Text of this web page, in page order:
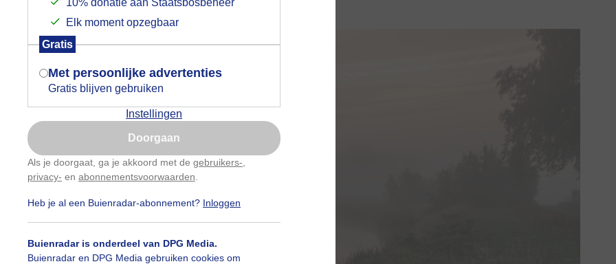
10% donatie aan Staatsbosbeheer
Elk moment opzegbaar
Gratis
Met persoonlijke advertenties
Gratis blijven gebruiken
Instellingen
Doorgaan
Als je doorgaat, ga je akkoord met de gebruikers-
privacy- en abonnementsvoorwaarden
Heb je al een Buienradar-abonnement? Inloggen
Buienradar is onderdeel van DPG Media.
Buienradar en DPG Media gebruiken cookies om
Indien je hier nog geen akkoord op hebt
gegeven, verschijnt er zo een pop-up uit
je browser waarin deze toestemming
gevraagd wordt.
Is goed, toon de popup
Nu niet, misschien later
Gebruik je Safari en wil je niet elke dag deze pop-up
Klikhierom dit aan te passen